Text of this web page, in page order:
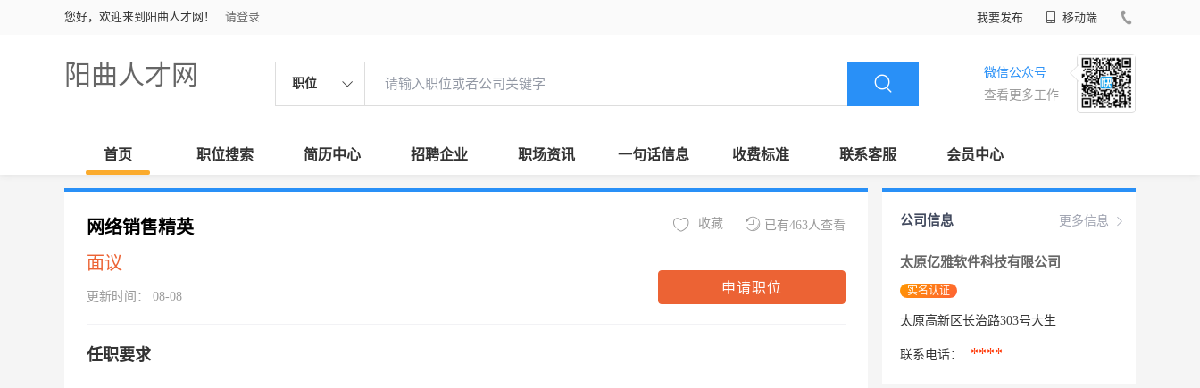
您好，欢迎来到阳曲人才网！ 请登录 我要发布 移动端
阳曲人才网 职位
微信公众号
查看更多工作
首页 职位搜索 简历中心 招聘企业 职场资讯 一句话信息 收费标准 联系客服 会员中心
网络销售精英
面议
更新时间： 08-08
已有463人查看
收藏
申请职位
任职要求
更多信息
公司信息
太原亿雅软件科技有限公司
实名认证
太原高新区长治路303号大生
联系电话： ****